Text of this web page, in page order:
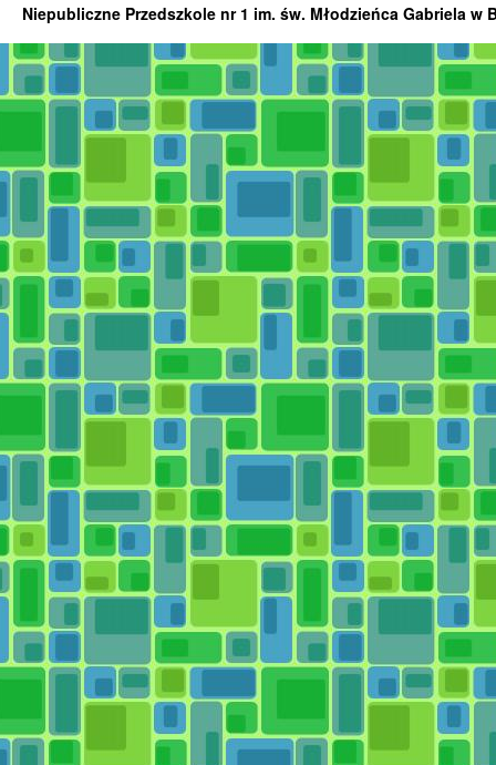
Niepubliczne Przedszkole nr 1 im. św. Młodzieńca Gabriela w